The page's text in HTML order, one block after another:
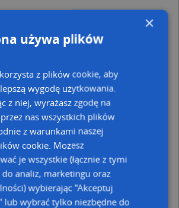
kujawsko-pomorskie
×
używa plików
z plików cookie, aby
wygodę użytkowania.
z niej, wyrażasz zgodę na
nas wszystkich plików
z warunkami naszej
cookie. Możesz
je wszystkie (łącznie z tymi
do analiz, marketingu oraz
wybierając "Akceptuj
lub wybrać tylko niezbędne do